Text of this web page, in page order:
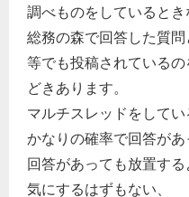
調べものをしているとき
総務の森で回答した質
等でも投稿されている
どきあります。
マルチスレッドをしてい
かなりの確率で回答があ
回答があっても放置す
気にするはずもない、